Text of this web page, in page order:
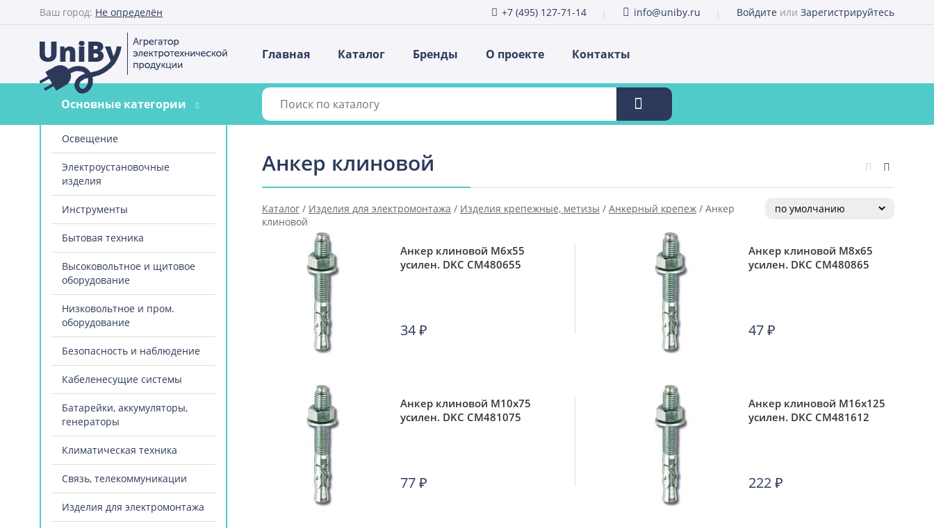
Ваш город: Не определён +7 (495) 127-71-14 info@uniby.ru Войдите или Зарегистрируйтесь
Главная Каталог Бренды О проекте Контакты
Основные категории
Освещение
Электроустановочные
изделия
Инструменты
Бытовая техника
Высоковольтное и щитовое
оборудование
Низковольтное и пром.
оборудование
Безопасность и наблюдение
Кабеленесущие системы
Батарейки, аккумуляторы,
генераторы
Климатическая техника
Связь, телекоммуникации
Изделия для электромонтажа
Анкер клиновой
Каталог / Изделия для электромонтажа / Изделия крепежные, метизы / Анкерный крепеж / Анкер
клиновой
Анкер клиновой М6х55
усилен. DKC CM480655
34₽
Анкер клиновой М8х65
усилен. DKC CM480865
47₽
Анкер клиновой М10х75
усилен. DKC CM481075
77₽
Анкер клиновой М16х125
усилен. DKC CM481612
222₽